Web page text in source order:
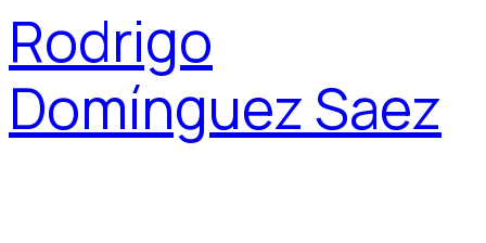
Rodrigo
Domínguez Saez